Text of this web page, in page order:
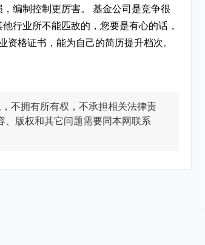
编制控制更厉害。 基金公司是竞争很
行业所不能匹敌的，您要是有心的话，
资格证书，能为自己的简历提升档次。
不拥有所有权，不承担相关法律责
版权和其它问题需要同本网联系